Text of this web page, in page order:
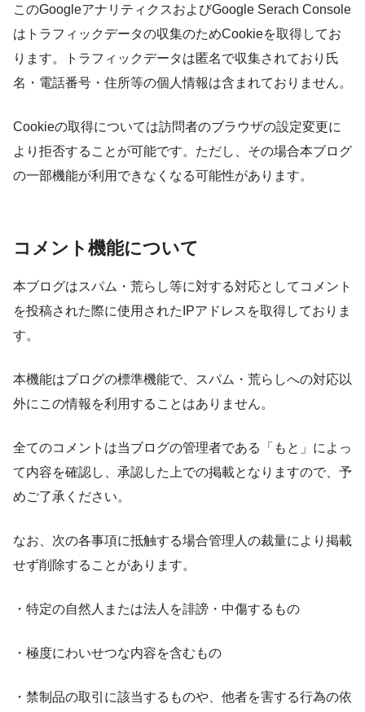
このGoogleアナリティクスおよびGoogle Serach Console
はトラフィックデータの収集のためCookieを取得してお
ります。トラフィックデータは匿名で収集されており氏
名・電話番号・住所等の個人情報は含まれておりません。
Cookieの取得については訪問者のブラウザの設定変更に
より拒否することが可能です。ただし、その場合本ブログ
の一部機能が利用できなくなる可能性があります。
コメント機能について
本ブログはスパム・荒らし等に対する対応としてコメント
を投稿された際に使用されたIPアドレスを取得しておりま
す。
本機能はブログの標準機能で、スパム・荒らしへの対応以
外にこの情報を利用することはありません。
全てのコメントは当ブログの管理者である「もと」によっ
て内容を確認し、承認した上での掲載となりますので、予
めご了承ください。
なお、次の各事項に抵触する場合管理人の裁量により掲載
せず削除することがあります。
・特定の自然人または法人を誹謗・中傷するもの
・極度にわいせつな内容を含むもの
・禁制品の取引に該当するものや、他者を害する行為の依